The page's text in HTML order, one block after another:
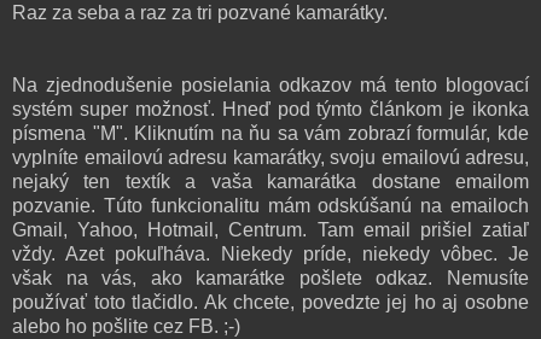
Raz za seba a raz za tri pozvané kamarátky.
Na zjednodušenie posielania odkazov má tento blogovací
systém super možnosť. Hneď pod týmto článkom je ikonka
písmena "M". Kliknutím na ňu sa vám zobrazí formulár, kde
vyplníte emailovú adresu kamarátky, svoju emailovú adresu,
nejaký ten textík a vaša kamarátka dostane emailom
pozvanie. Túto funkcionalitu mám odskúšanú na emailoch
Gmail, Yahoo, Hotmail, Centrum. Tam email prišiel zatiaľ
vždy. Azet pokuľháva. Niekedy príde, niekedy vôbec. Je
však na vás, ako kamarátke pošlete odkaz. Nemusíte
používať toto tlačidlo. Ak chcete, povedzte jej ho aj osobne
alebo ho pošlite cez FB. ;-)